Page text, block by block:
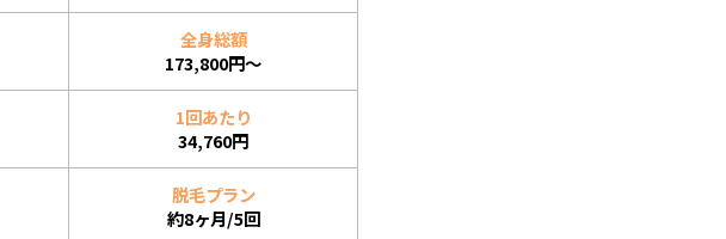
全身総額
173,800円～
1回あたり
34,760円
脱毛プラン
約8ヶ月/5回